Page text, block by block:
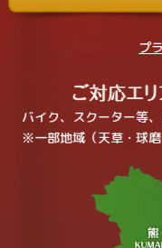
プ
バイク、スクーター等
※一部地域（天草・球磨